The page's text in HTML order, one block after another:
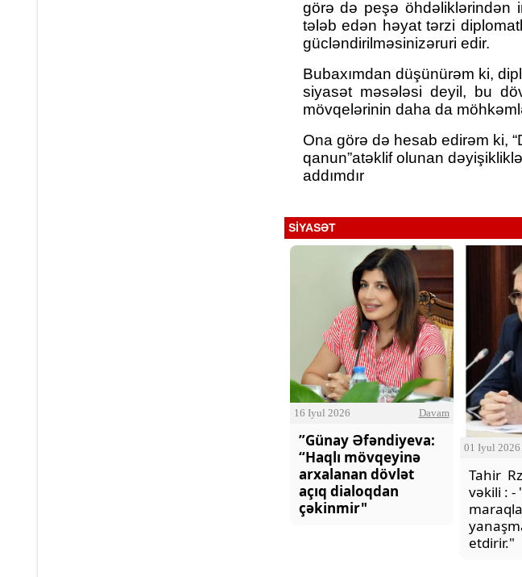
görə də peşə öhdəliklərindən
tələb edən həyat tərzi
gücləndirilməsinizəruri edir.
Bubaxımdan düşünürəm ki,
siyasət məsələsi deyil, bu
mövqelərinin daha da
Ona görə də hesab edirəm ki,
qanun”atəklif olunan
addımdır
SİYASƏT
16 Iyul 2026 Davam
”Günay Əfəndiyeva:
“Haqlı mövqeyinə
arxalanan dövlət
açıq dialoqdan
çəkinmir"
01 Iyul 2026
Tahir
vəkili : -
etdirir."